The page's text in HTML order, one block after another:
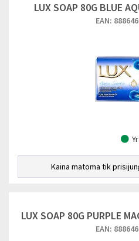
LUX SOAP 80G BLUE
EAN:
Kaina matoma tik
LUX SOAP 80G PURPLE
EAN: